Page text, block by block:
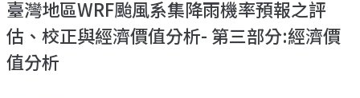
臺灣地區WRF颱風系集降雨機率預報之評
估、校正與經濟價值分析- 第三部分:經濟價
值分析